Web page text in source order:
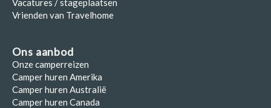
Vacatures / stageplaatsen
Vrienden van Travelhome
Ons aanbod
Onze camperreizen
Camper huren Amerika
Camper huren Australië
Camper huren Canada